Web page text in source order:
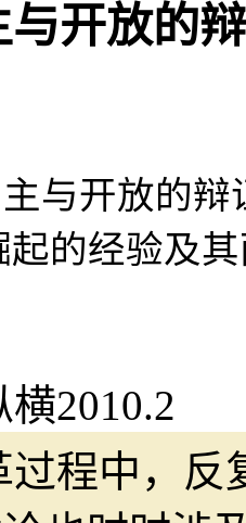
开放的
2010.2
过程中，反